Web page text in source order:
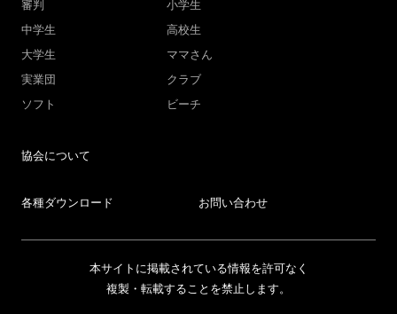
審判
小学生
中学生
高校生
大学生
ママさん
実業団
クラブ
ソフト
ビーチ
協会について
各種ダウンロード お問い合わせ
本サイトに掲載されている情報を許可なく
複製・転載することを禁止します。